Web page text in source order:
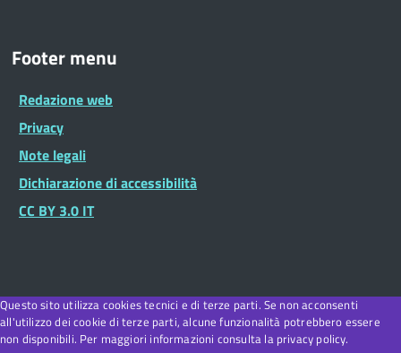
Widget
Footer menu
Redazione web
Privacy
Note legali
Dichiarazione di accessibilità
CC BY 3.0 IT
Questo sito utilizza cookies tecnici e di terze parti. Se non acconsenti
all'utilizzo dei cookie di terze parti, alcune funzionalità potrebbero essere
non disponibili. Per maggiori informazioni consulta la privacy policy.